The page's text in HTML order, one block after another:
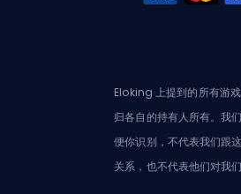
Eloking 上提到的所有游
归各自的持有人所有。我
便你识别，不代表我们跟
关系，也不代表他们对我